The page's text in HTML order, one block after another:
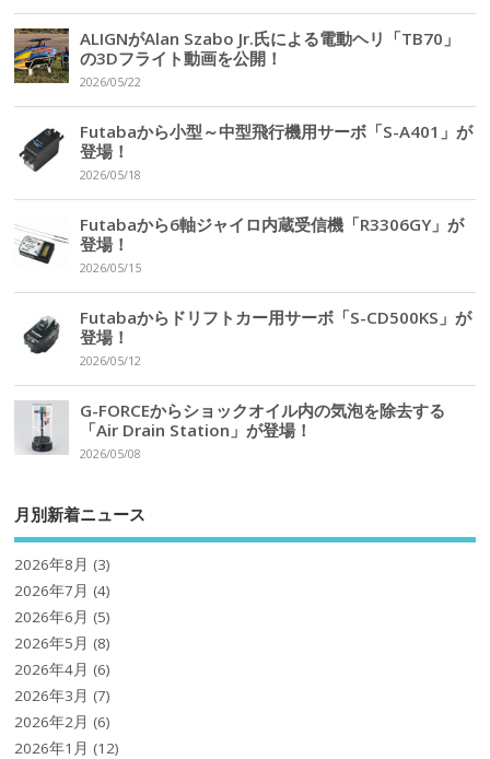
ALIGNがAlan Szabo Jr.氏による電動ヘリ「TB70」
の3Dフライト動画を公開！
2026/05/22
Futabaから小型～中型飛行機用サーボ「S-A401」が
登場！
2026/05/18
Futabaから6軸ジャイロ内蔵受信機「R3306GY」が
登場！
2026/05/15
Futabaからドリフトカー用サーボ「S-CD500KS」が
登場！
2026/05/12
G-FORCEからショックオイル内の気泡を除去する
「Air Drain Station」が登場！
2026/05/08
月別新着ニュース
2026年8月 (3)
2026年7月 (4)
2026年6月 (5)
2026年5月 (8)
2026年4月 (6)
2026年3月 (7)
2026年2月 (6)
2026年1月 (12)